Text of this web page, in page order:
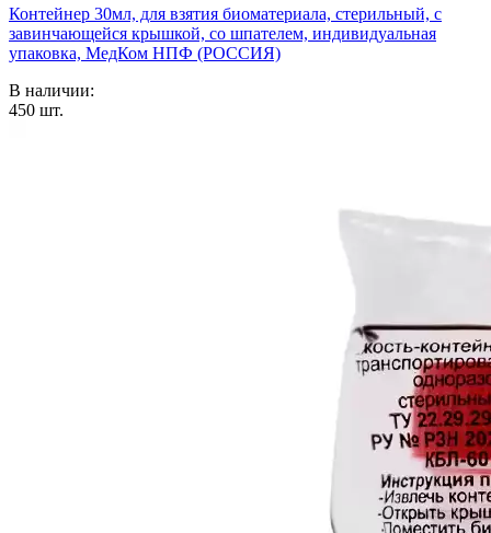
Контейнер 30мл, для взятия биоматериала, стерильный, с
завинчающейся крышкой, со шпателем, индивидуальная
упаковка, МедКом НПФ (РОССИЯ)
В наличии:
450 шт.